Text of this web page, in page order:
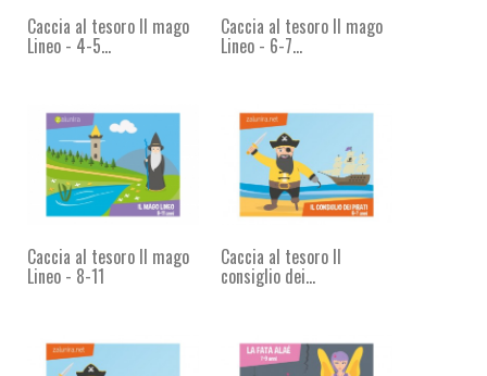
Caccia al tesoro Il mago
Lineo - 4-5...
Caccia al tesoro Il mago
Lineo - 6-7...
Caccia al tesoro Il mago
Lineo - 8-11
Caccia al tesoro Il
consiglio dei...